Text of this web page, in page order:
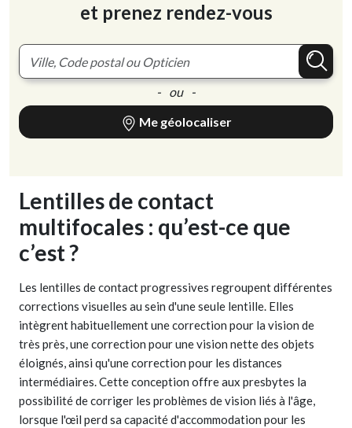
et prenez rendez-vous
- ou -
Me géolocaliser
Lentilles de contact
multifocales : qu’est-ce que
c’est ?
Les lentilles de contact progressives regroupent différentes
corrections visuelles au sein d'une seule lentille. Elles
intègrent habituellement une correction pour la vision de
très près, une correction pour une vision nette des objets
éloignés, ainsi qu'une correction pour les distances
intermédiaires. Cette conception offre aux presbytes la
possibilité de corriger les problèmes de vision liés à l'âge,
lorsque l'œil perd sa capacité d'accommodation pour les